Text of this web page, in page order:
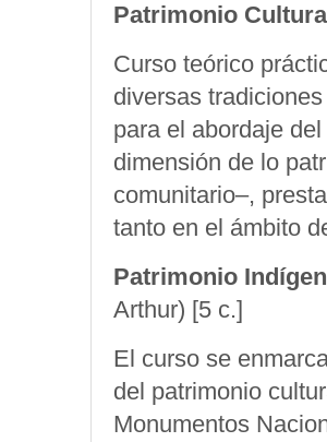
Patrimonio
Curso teórico
diversas
para el abordaje
dimensión de lo
comunitario–,
tanto en el ámbito
Patrimonio
Arthur) [5 c.]
El curso se
del patrimonio
Monumentos